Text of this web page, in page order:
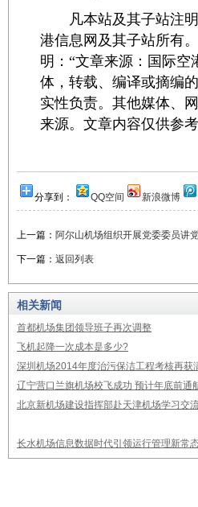
凡本站及其子站注明“
港信息网及其子站所有
明：“文章来源：国际
体，转载、编译或摘编
实性负责。其他媒体、
来源。文章内容仅供参
分享到： QQ空间 新浪微博
上一篇： 阿尔山机场组织开展党委委员讲
下一篇： 返回列表
相关新闻
首都机场集团领导班子再次调整
飞机起降一次成本是多少?
深圳机场2014年度治污保洁工程考核再获
辽宁营口兰旗机场校飞成功 预计年底前通
北京新机场建设指挥部赴天津机场学习交
长水机场信息数据时代引领运行管理新常